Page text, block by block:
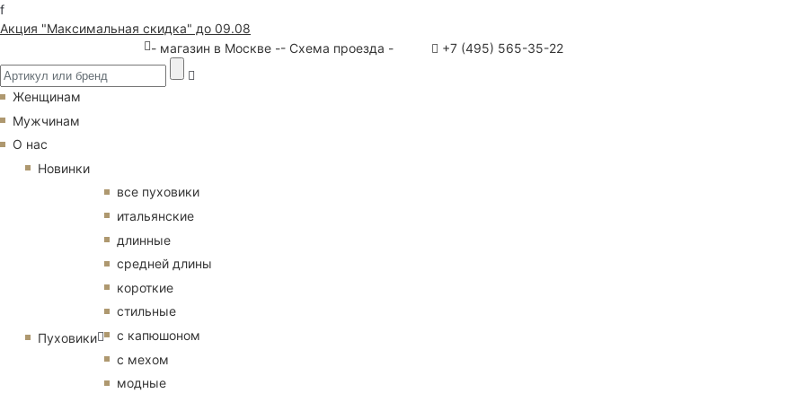
f
Акция "Максимальная скидка" до 09.08
- магазин в Москве -- Схема проезда - +7 (495) 565-35-22
Женщинам
Мужчинам
О нас
Новинки
Пуховики
все пуховики
итальянские
длинные
средней длины
короткие
стильные
с капюшоном
с мехом
модные